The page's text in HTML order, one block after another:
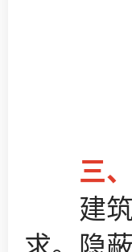
三、
建筑
求。隐